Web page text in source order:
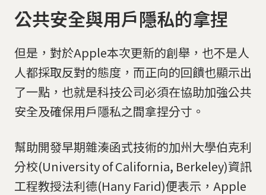
公共安全與用戶隱私的拿捏
但是，對於Apple本次更新的創舉，也不是人
人都採取反對的態度，而正向的回饋也顯示出
了一點，也就是科技公司必須在協助加強公共
安全及確保用戶隱私之間拿捏分寸。
幫助開發早期雜湊函式技術的加州大學伯克利
分校(University of California, Berkeley)資訊
工程教授法利德(Hany Farid)便表示，Apple